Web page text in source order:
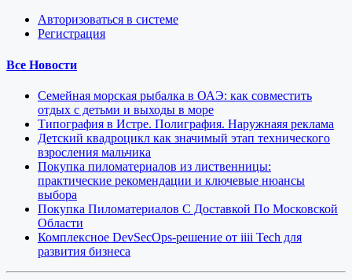
Авторизоваться в системе
Регистрация
Все Новости
Семейная морская рыбалка в ОАЭ: как совместить
отдых с детьми и выходы в море
Типография в Истре. Полиграфия. Наружнаяя реклама
Детский квадроцикл как значимый этап технического
взросления мальчика
Покупка пиломатериалов из лиственницы:
практические рекомендации и ключевые нюансы
выбора
Покупка Пиломатериалов С Доставкой По Московской
Области
Комплексное DevSecOps-решение от iiii Tech для
развития бизнеса